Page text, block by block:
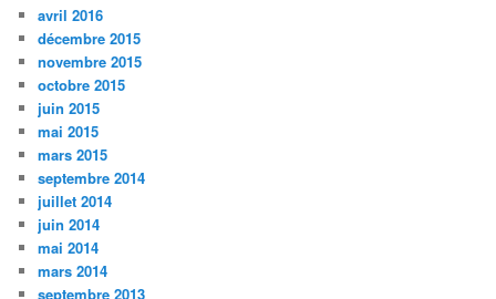
avril 2016
décembre 2015
novembre 2015
octobre 2015
juin 2015
mai 2015
mars 2015
septembre 2014
juillet 2014
juin 2014
mai 2014
mars 2014
septembre 2013